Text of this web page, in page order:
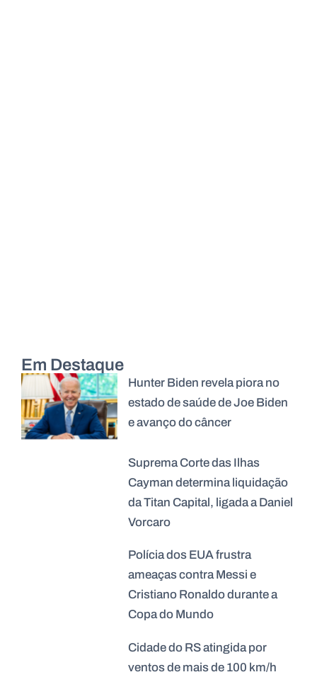
Em Destaque
Hunter Biden revela piora no
estado de saúde de Joe Biden
e avanço do câncer
Suprema Corte das Ilhas
Cayman determina liquidação
da Titan Capital, ligada a Daniel
Vorcaro
Polícia dos EUA frustra
ameaças contra Messi e
Cristiano Ronaldo durante a
Copa do Mundo
Cidade do RS atingida por
ventos de mais de 100 km/h